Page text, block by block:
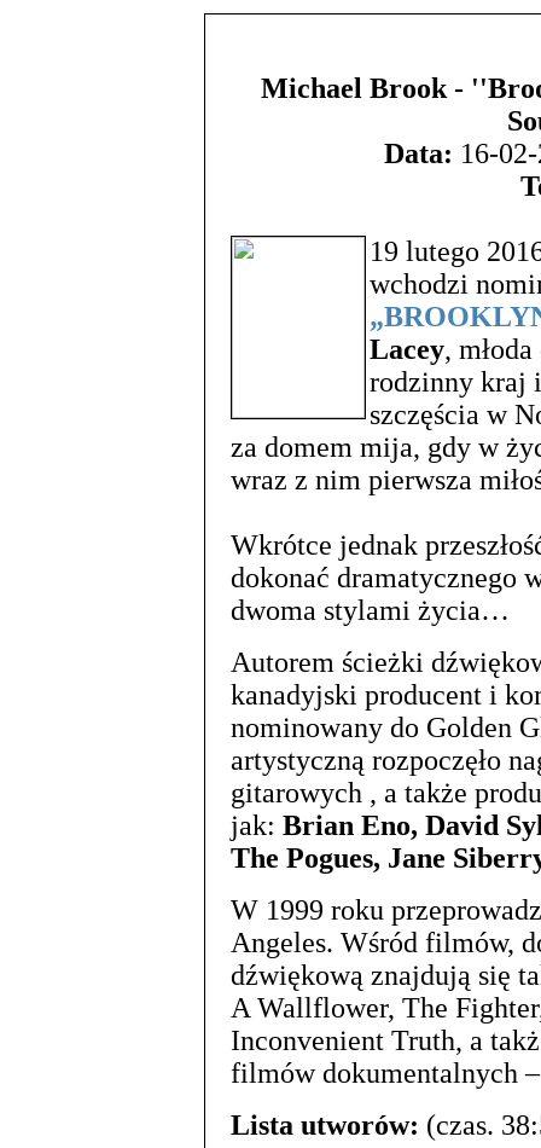
Michael Brook -
Data: 16-
19 lutego
wchodzi
Lacey,
rodzinny kraj
szczęścia w
za domem mija, gdy w
wraz z nim pierwsza
Wkrótce jednak
dokonać dramatycznego
dwoma stylami życia…
Autorem ścieżki
kanadyjski producent i
nominowany do Golden
artystyczną rozpoczęło
gitarowych , a także
jak: Brian Eno, David
The Pogues, Jane
W 1999 roku
Angeles. Wśród filmów,
dźwiękową znajdują się
A Wallflower, The
Inconvenient Truth, a
filmów dokumentalnych
Lista utworów: (czas.